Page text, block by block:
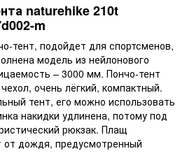
naturehike 210t
m
тент, подойдет для спортсменов,
модель из нейлонового
– 3000 мм. Пончо-тент
очень лёгкий, компактный.
тент, его можно использовать
накидки удлинена, потому под
рюкзак. Плащ
от дождя, предусмотренный